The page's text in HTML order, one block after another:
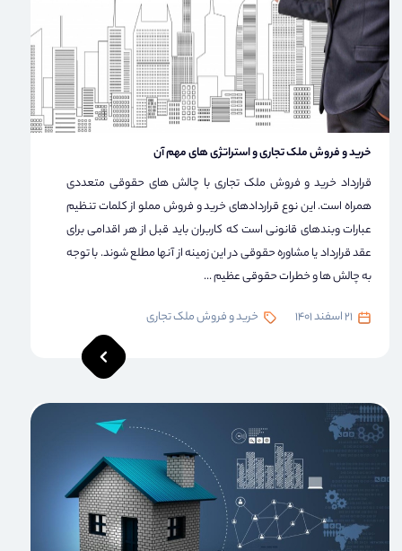
خرید و فروش ملک تجاری و استراتژی های مهم آن
قرارداد خرید و فروش ملک تجاری با چالش های حقوقی متعددی
همراه است. این نوع قراردادهای خرید و فروش مملو از کلمات تنظیم
عبارات وبندهای قانونی است که کاربران باید قبل از هر اقدامی برای
عقد قرارداد یا مشاوره حقوقی در این زمینه از آنها مطلع شوند. با توجه
به چالش ها و خطرات حقوقی عظیم ...
21 اسفند 1401 خرید و فروش ملک تجاری